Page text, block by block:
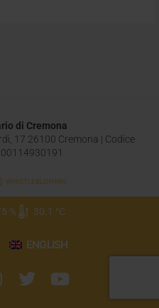
di Cremona
17 26100 Cremona | Codice
00114930191
WHISTLEBLOWING
% 30.1 °C
ENGLISH